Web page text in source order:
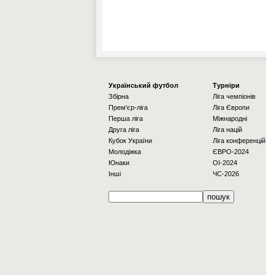
Українcький футбол
Збірна
Прем'єр-ліга
Перша ліга
Друга ліга
Кубок України
Молодіжка
Юнаки
Інші
Турніри
Ліга чемпіонів
Ліга Європи
Міжнародні
Ліга націй
Ліга конференцій
ЄВРО-2024
OI-2024
ЧС-2026